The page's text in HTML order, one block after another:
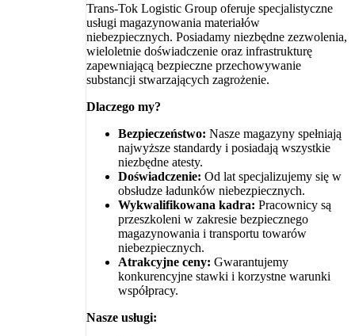
Trans-Tok Logistic Group oferuje specjalistyczne
usługi magazynowania materiałów
niebezpiecznych. Posiadamy niezbędne zezwolenia,
wieloletnie doświadczenie oraz infrastrukturę
zapewniającą bezpieczne przechowywanie
substancji stwarzających zagrożenie.
Dlaczego my?
Bezpieczeństwo: Nasze magazyny spełniają
najwyższe standardy i posiadają wszystkie
niezbędne atesty.
Doświadczenie: Od lat specjalizujemy się w
obsłudze ładunków niebezpiecznych.
Wykwalifikowana kadra: Pracownicy są
przeszkoleni w zakresie bezpiecznego
magazynowania i transportu towarów
niebezpiecznych.
Atrakcyjne ceny: Gwarantujemy
konkurencyjne stawki i korzystne warunki
współpracy.
Nasze usługi: